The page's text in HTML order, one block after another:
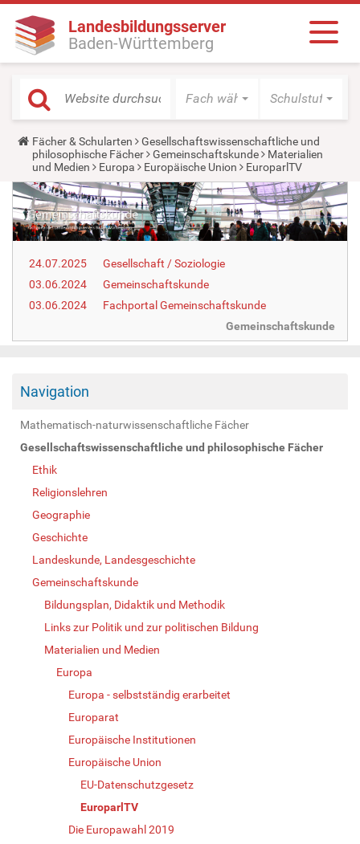
Landesbildungsserver
Baden-Württemberg
Fach wählen Schulstufe
Y
o
u
a
r
e
h
e
r
:
Fächer & Schularten
Gesellschaftswissenschaftliche und
philosophische Fächer
Gemeinschaftskunde
Materialien
und Medien
Europa Europäische Union EuroparlTV
24.07.2025
Gesellschaft / Soziologie
03.06.2024
Gemeinschaftskunde
03.06.2024
Fachportal Gemeinschaftskunde
Gemeinschaftskunde
Navigation
Mathematisch-naturwissenschaftliche Fächer
Gesellschaftswissenschaftliche und philosophische Fächer
Ethik
Religionslehren
Geographie
Geschichte
Landeskunde, Landesgeschichte
Gemeinschaftskunde
Bildungsplan, Didaktik und Methodik
Links zur Politik und zur politischen Bildung
Materialien und Medien
Europa
Europa - selbstständig erarbeitet
Europarat
Europäische Institutionen
Europäische Union
EU-Datenschutzgesetz
EuroparlTV
Die Europawahl 2019